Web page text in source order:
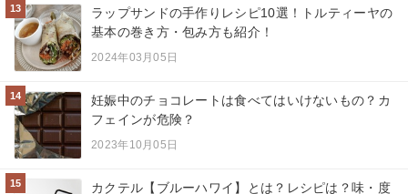
13
ラップサンドの手作りレシピ10選！トルティーヤの
基本の巻き方・包み方も紹介！
2024年03月05日
14
妊娠中のチョコレートは食べてはいけないもの？カ
フェインが危険？
2023年10月05日
15
カクテル【ブルーハワイ】とは？レシピは？味・度